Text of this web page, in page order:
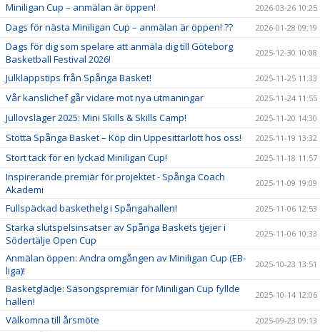
Miniligan Cup – anmälan är öppen! 2026-03-26 10:25
Dags för nästa Miniligan Cup – anmälan är öppen! ?? 2026-01-28 09:19
Dags för dig som spelare att anmäla dig till Göteborg
Basketball Festival 2026!
2025-12-30 10:08
Julklappstips från Spånga Basket! 2025-11-25 11:33
Vår kanslichef går vidare mot nya utmaningar 2025-11-24 11:55
Jullovsläger 2025: Mini Skills & Skills Camp! 2025-11-20 14:30
Stötta Spånga Basket – Köp din Uppesittarlott hos oss! 2025-11-19 13:32
Stort tack för en lyckad Miniligan Cup! 2025-11-18 11:57
Inspirerande premiär för projektet - Spånga Coach
Akademi
2025-11-09 19:09
Fullspäckad baskethelg i Spångahallen! 2025-11-06 12:53
Starka slutspelsinsatser av Spånga Baskets tjejer i
Södertälje Open Cup
2025-11-06 10:33
Anmälan öppen: Andra omgången av Miniligan Cup (EB-
liga)!
2025-10-23 13:51
Basketglädje: Säsongspremiär för Miniligan Cup fyllde
hallen!
2025-10-14 12:06
Välkomna till årsmöte 2025-09-23 09:13